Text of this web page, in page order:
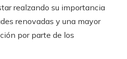
realzando su importancia
renovadas y una mayor
por parte de los